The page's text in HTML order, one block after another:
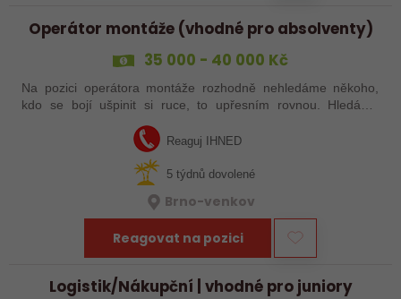
Operátor montáže (vhodné pro absolventy)
35 000 - 40 000 Kč
Na pozici operátora montáže rozhodně nehledáme někoho,
kdo se bojí ušpinit si ruce, to upřesním rovnou. Hledáme
nezalekne se ani práce na…Reaguj IHNED
5 týdnů dovolené
Brno-venkov
Reagovat na pozici
Logistik/Nákupční | vhodné pro juniory